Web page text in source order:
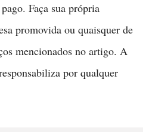
Faça sua própria
promovida ou quaisquer de
mencionados no artigo. A
por qualquer